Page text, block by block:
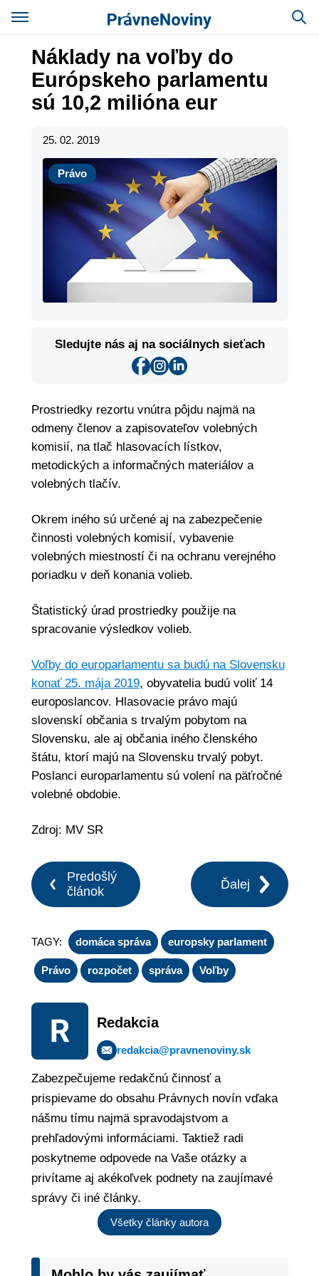
Náklady na voľby do
Európskeho parlamentu
sú 10,2 milióna eur
25. 02. 2019
Právo
Právo
Sledujte nás aj na sociálnych sieťach
Prostriedky rezortu vnútra pôjdu najmä na
odmeny členov a zapisovateľov volebných
komisií, na tlač hlasovacích lístkov,
metodických a informačných materiálov a
volebných tlačív.
Okrem iného sú určené aj na zabezpečenie
činnosti volebných komisií, vybavenie
volebných miestností či na ochranu verejného
poriadku v deň konania volieb.
Štatistický úrad prostriedky použije na
spracovanie výsledkov volieb.
Voľby do europarlamentu sa budú na Slovensku
konať 25. mája 2019, obyvatelia budú voliť 14
europoslancov. Hlasovacie právo majú
slovenskí občania s trvalým pobytom na
Slovensku, ale aj občania iného členského
štátu, ktorí majú na Slovensku trvalý pobyt.
Poslanci europarlamentu sú volení na päťročné
volebné obdobie.
Zdroj: MV SR
Predošlý
článok
Ďalej
TAGY: domáca správa europsky parlament
Právo rozpočet správa Voľby
Redakcia
redakcia@pravnenoviny.sk
Zabezpečujeme redakčnú činnosť a
prispievame do obsahu Právnych novín vďaka
nášmu tímu najmä spravodajstvom a
prehľadovými informáciami. Taktiež radi
poskytneme odpovede na Vaše otázky a
privítame aj akékoľvek podnety na zaujímavé
správy či iné články.
Všetky články autora